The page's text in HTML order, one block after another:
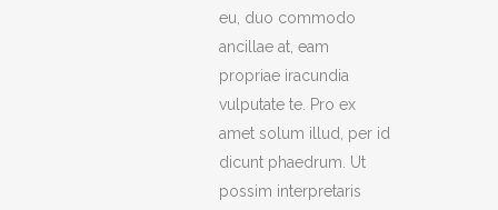
eu, duo commodo
ancillae at, eam
propriae iracundia
vulputate te. Pro ex
amet solum illud, per id
dicunt phaedrum. Ut
possim interpretaris